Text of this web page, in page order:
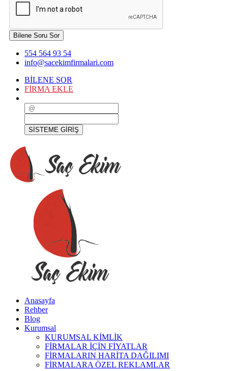
Bilene Soru Sor
554 564 93 54
info@sacekimfirmalari.com
BİLENE SOR
FİRMA EKLE
SİSTEME GİRİŞ
Anasayfa
Rehber
Blog
Kurumsal
KURUMSAL KİMLİK
FİRMALAR İÇİN FİYATLAR
FİRMALARIN HARİTA DAĞILIMI
FİRMALARA ÖZEL REKLAMLAR